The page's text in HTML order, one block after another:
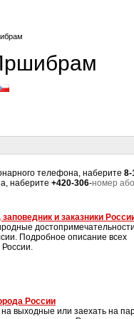
телефона, наберите 8-
наберите +420-306-номер
и заказники
Подробное описание всех
России
на выходные или заехать на